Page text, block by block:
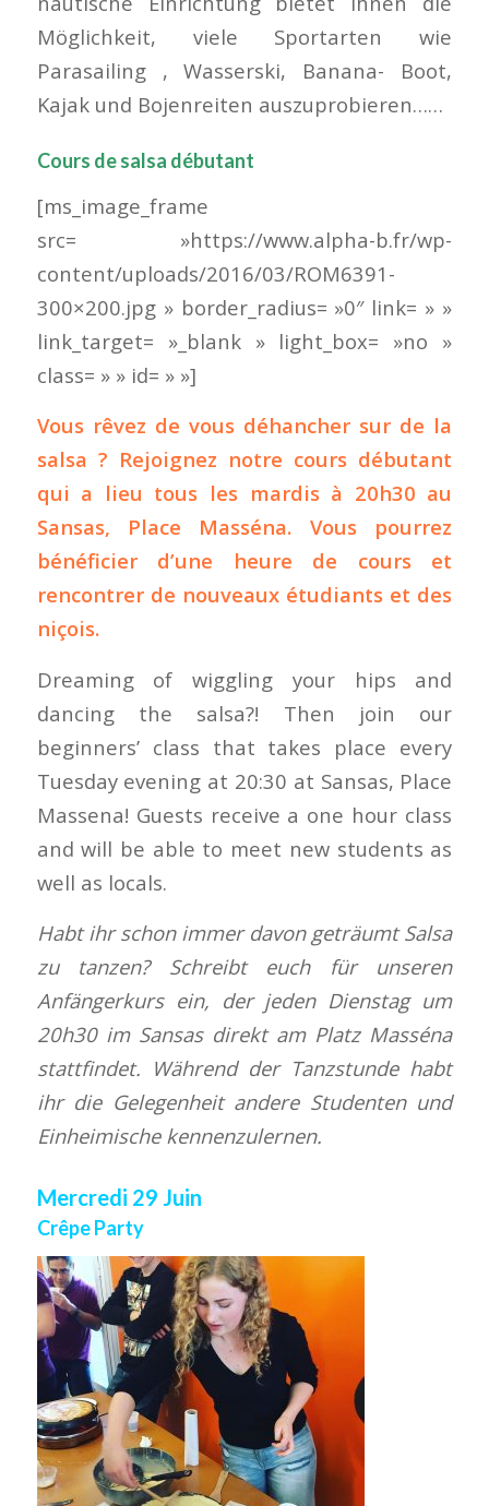
Möglichkeit, viele Sportarten wie
Parasailing , Wasserski, Banana- Boot,
Kajak und Bojenreiten auszuprobieren……
Cours de salsa débutant
[ms_image_frame
src= »https://www.alpha-b.fr/wp-
content/uploads/2016/03/ROM6391-
300×200.jpg » border_radius= »0″ link= » »
link_target= »_blank » light_box= »no »
class= » » id= » »]
Vous rêvez de vous déhancher sur de la
salsa ? Rejoignez notre cours débutant
qui a lieu tous les mardis à 20h30 au
Sansas, Place Masséna. Vous pourrez
bénéficier d’une heure de cours et
rencontrer de nouveaux étudiants et des
niçois.
Dreaming of wiggling your hips and
dancing the salsa?! Then join our
beginners’ class that takes place every
Tuesday evening at 20:30 at Sansas, Place
Massena! Guests receive a one hour class
and will be able to meet new students as
well as locals.
Habt ihr schon immer davon geträumt Salsa
zu tanzen? Schreibt euch für unseren
Anfängerkurs ein, der jeden Dienstag um
20h30 im Sansas direkt am Platz Masséna
stattfindet. Während der Tanzstunde habt
ihr die Gelegenheit andere Studenten und
Einheimische kennenzulernen.
Mercredi 29 Juin
Crêpe Party